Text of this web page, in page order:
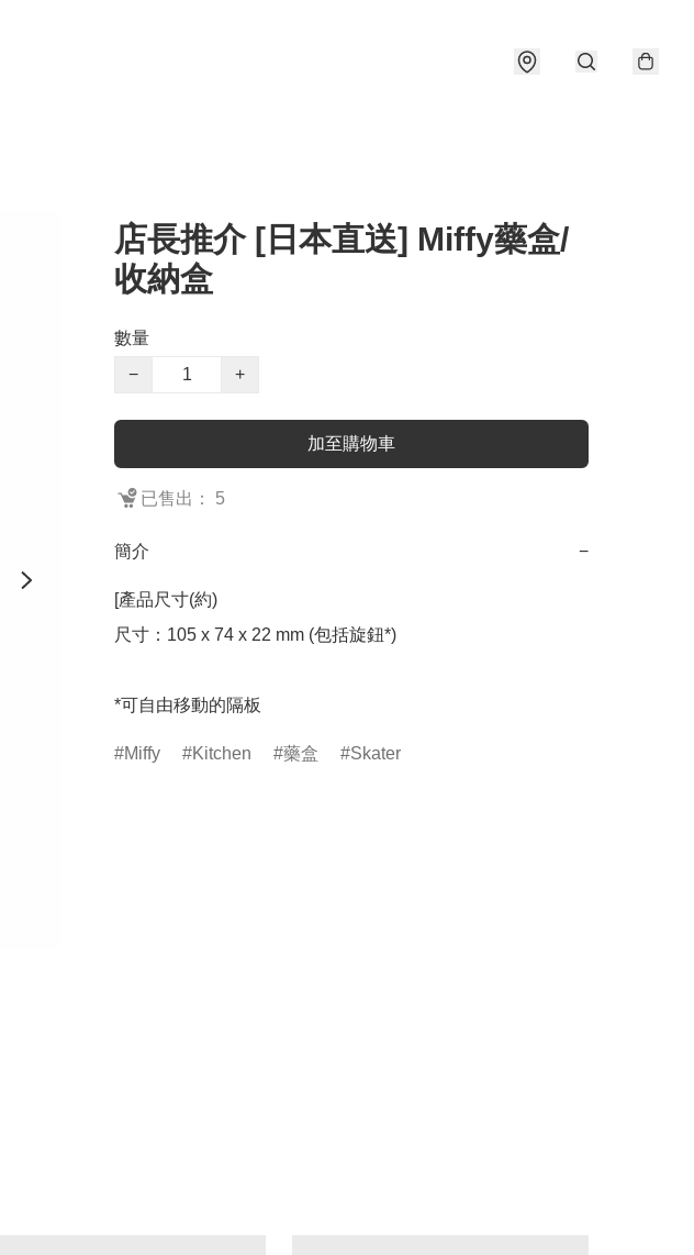
店長推介 [日本直送] Miffy藥盒/
收納盒
數量
−
+
加至購物車
已售出： 5
簡介 −
[產品尺寸(約)
尺寸：105 x 74 x 22 mm (包括旋鈕*)
*可自由移動的隔板
Miffy Kitchen 藥盒 Skater